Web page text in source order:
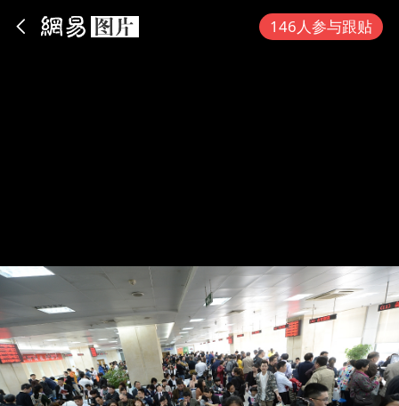
146人参与跟贴